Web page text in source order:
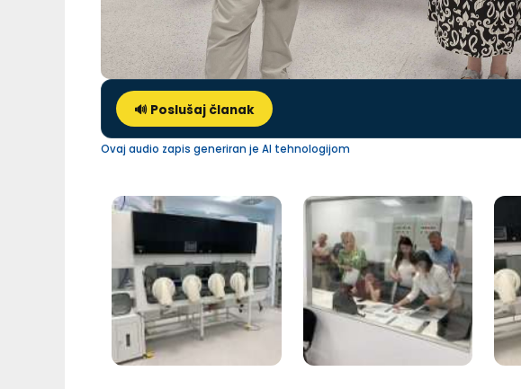
🔊 Poslušaj članak
Ovaj audio zapis generiran je AI tehnologijom